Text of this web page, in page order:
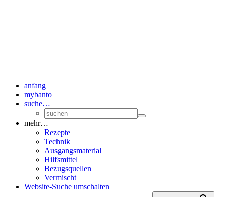
anfang
mybanto
suche…
mehr…
Rezepte
Technik
Ausgangsmaterial
Hilfsmittel
Bezugsquellen
Vermischt
Website-Suche umschalten